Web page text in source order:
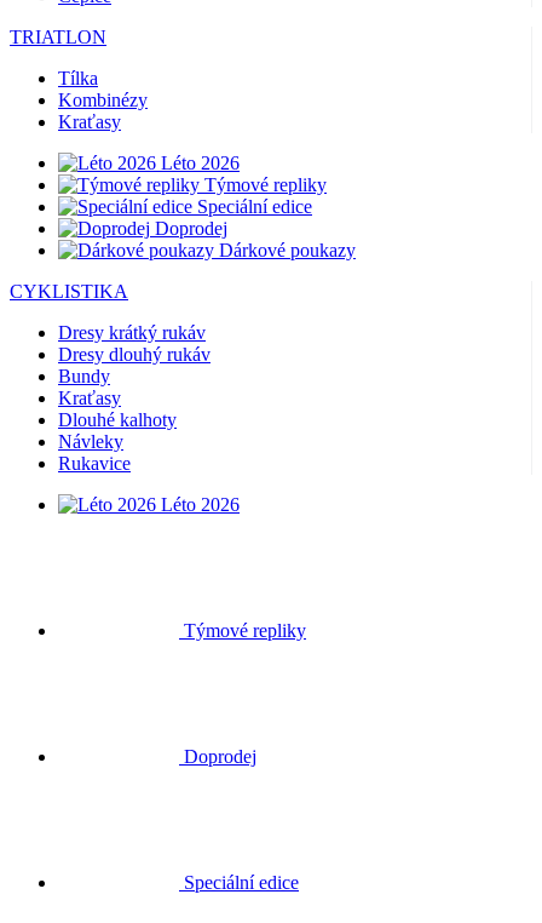
TRIATLON
Tílka
Kombinézy
Kraťasy
Léto 2026
Týmové repliky
Speciální edice
Doprodej
Dárkové poukazy
CYKLISTIKA
Dresy krátký rukáv
Dresy dlouhý rukáv
Bundy
Kraťasy
Dlouhé kalhoty
Návleky
Rukavice
Léto 2026
Týmové repliky
Doprodej
Speciální edice